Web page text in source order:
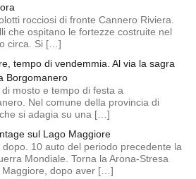
rocciosi di fronte Cannero Riviera.
che ospitano le fortezze costruite nel
circa. Si […]
tempo di vendemmia. Al via la sagra
Borgomanero
mosto e tempo di festa a
Nel comune della provincia di
si adagia su una […]
sul Lago Maggiore
dopo. 10 auto del periodo precedente la
Mondiale. Torna la Arona-Stresa
Maggiore, dopo aver […]